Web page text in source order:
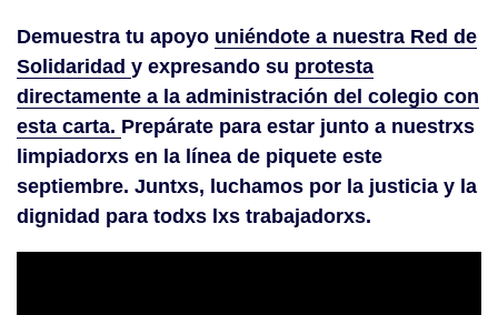
Demuestra tu apoyo uniéndote a nuestra Red de
Solidaridad y expresando su protesta
directamente a la administración del colegio con
esta carta. Prepárate para estar junto a nuestrxs
limpiadorxs en la línea de piquete este
septiembre. Juntxs, luchamos por la justicia y la
dignidad para todxs lxs trabajadorxs.